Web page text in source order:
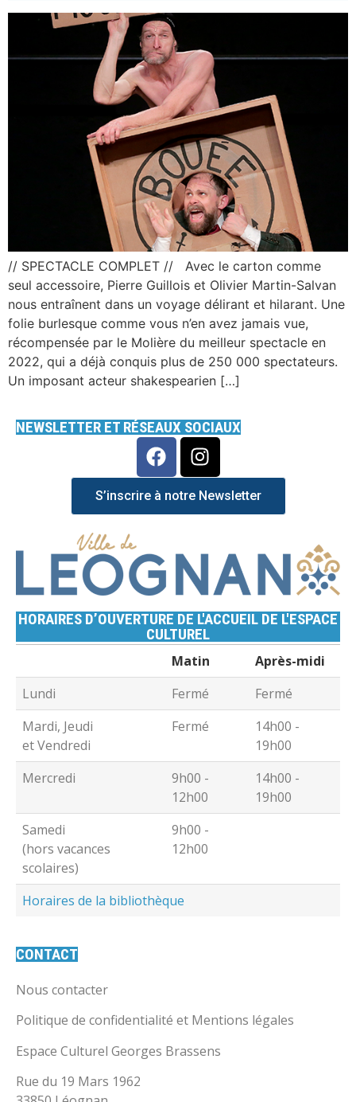
// SPECTACLE COMPLET // Avec le carton comme
seul accessoire, Pierre Guillois et Olivier Martin-Salvan
nous entraînent dans un voyage délirant et hilarant. Une
folie burlesque comme vous n’en avez jamais vue,
récompensée par le Molière du meilleur spectacle en
2022, qui a déjà conquis plus de 250 000 spectateurs.
Un imposant acteur shakespearien […]
NEWSLETTER ET RÉSEAUX SOCIAUX
S’inscrire à notre Newsletter
HORAIRES D’OUVERTURE DE L'ACCUEIL DE L'ESPACE
CULTUREL
Matin
Après-midi
Lundi
Fermé
Fermé
Mardi, Jeudi
et Vendredi
Fermé
14h00 -
19h00
Mercredi
9h00 -
12h00
14h00 -
19h00
Samedi
(hors vacances
scolaires)
9h00 -
12h00
Horaires de la bibliothèque
CONTACT
Nous contacter
Politique de confidentialité et Mentions légales
Espace Culturel Georges Brassens
Rue du 19 Mars 1962